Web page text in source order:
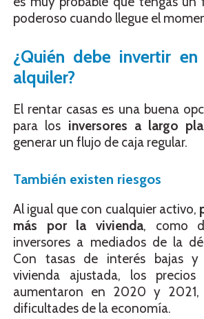
poderoso cuando llegue el
¿Quién debe invertir
alquiler?
El rentar casas es una buena
para los inversores a largo
generar un flujo de caja regular.
También existen riesgos
Al igual que con cualquier activo,
más por la vivienda, como
inversores a mediados de la
Con tasas de interés bajas
vivienda ajustada, los
aumentaron en 2020 y
dificultades de la economía.